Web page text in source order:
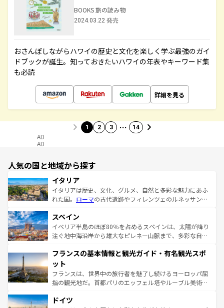
BOOKS 旅の読み物
2024.03.22 発売
おさんぽしながらハワイの歴史と文化を楽しく学ぶ最強のガイ
ドブックが誕生。知っておきたいハワイの年表やキーワード集
も必読
詳細を見る
1 2 3 … 14
AD
AD
人気の国と地域から探す
イタリア
イタリアは歴史、文化、グルメ、自然と多彩な魅力にあふ
れた国。 ローマの古代遺跡やフィレンツェのルネッサンス
ろん、トスカーナの美しい田園風景やアマルフィ海岸の絶
景など、自然景観も見逃せない。観光の合間には、本場の
ピザやパスタなど、絶品のイタリア料理を堪能することも
ませてくれるイタリアで、忘れられない旅をしてみよう！
なお、新着のイタリア情報は
しい。
スペイン
イベリア半島のほぼ80％を占めるスペインは、太陽が降り
注ぐ地中海沿岸から雄大なピレネー山脈まで、多彩な自然
文化が根付くこの国では、情熱的なフラメンコ、熱気あふ
れる闘牛、そして美味しいタパスが生活の一部となってい
る。首都マドリードの洗練された雰囲気や、バルセロナの
アートに溢れた街角から、地方では古代ローマ遺跡や中世
せる。地方によって風土や気候が異なるスペインはその個
フランスの基本情報と観光ガイド・有名観光スポ
ット
フランスは、世界中の旅行者を魅了し続けるヨーロッパ屈
指の観光地だ。首都パリのエッフェル塔やルーブル美術館
で、幅広い魅力が詰まっている。華麗な宮殿、歴史的な大
ドイツ